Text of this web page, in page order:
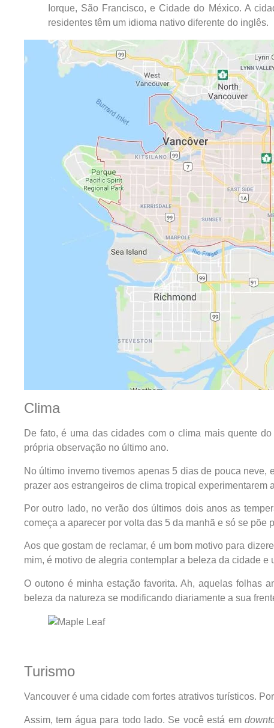
Iorque, São Francisco, e Cidade do México. A
residentes têm um idioma nativo diferente do inglês.
Clima
De fato, é uma das cidades com o clima mais quente
própria observação no último ano.
No último inverno tivemos apenas 5 dias de pouca
prazer aos estrangeiros de clima tropical
Por outro lado, no verão dos últimos dois anos as
começa a aparecer por volta das 5 da manhã e só se põe
Aos que gostam de reclamar, é um bom motivo para
mim, é motivo de alegria contemplar a beleza da cidade
O outono é minha estação favorita. Ah, aquelas folhas
beleza da natureza se modificando diariamente a sua
Turismo
Vancouver é uma cidade com fortes atrativos turísticos.
Assim, tem água para todo lado. Se você está em